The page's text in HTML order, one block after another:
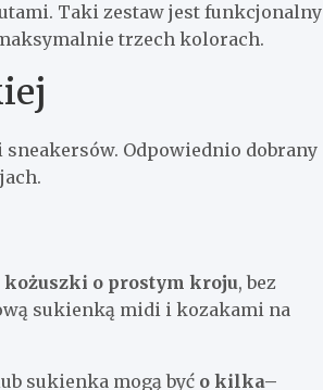
Taki zestaw jest funkcjonalny
trzech kolorach.
Odpowiednio dobrany
kożuszki o prostym kroju, bez
sukienką midi i kozakami na
sukienka mogą być o kilka–